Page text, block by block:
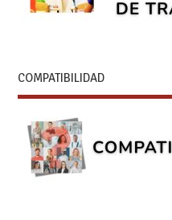
COMPATIBILIDAD